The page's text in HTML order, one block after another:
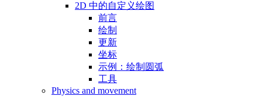
2D 中的自定义绘图
前言
绘制
更新
坐标
示例：绘制圆弧
工具
Physics and movement